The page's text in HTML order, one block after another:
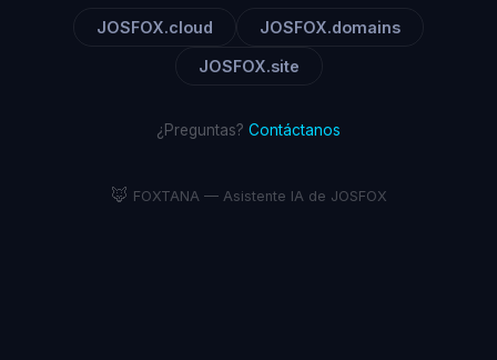
JOSFOX.cloud JOSFOX.domains
JOSFOX.site
¿Preguntas? Contáctanos
🦊 FOXTANA — Asistente IA de JOSFOX